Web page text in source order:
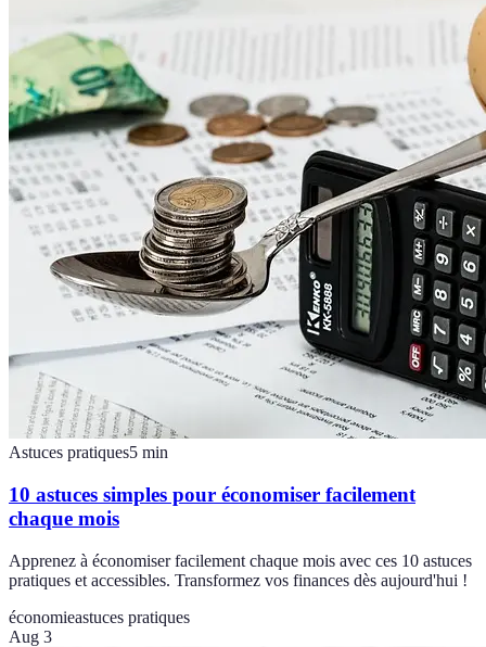
Astuces pratiques5 min
10 astuces simples pour économiser facilement
chaque mois
Apprenez à économiser facilement chaque mois avec ces 10 astuces
pratiques et accessibles. Transformez vos finances dès aujourd'hui !
économieastuces pratiques
Aug 3